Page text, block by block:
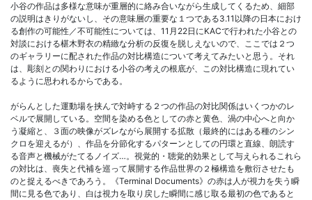
小谷の作品は多様な意味が重層的に絡み合いながら生成してくるため、細部
の説明はきりがないし、その意味層の重要な１つである3.11以降の日本におけ
る創作の可能性／不可能性については、11月22日にKACで行われた小谷との
対談における椹木野衣の精緻な分析の反復を脱しえないので、ここでは２つ
のギャラリーに配された作品の対比構造について考えてみたいと思う。それ
は、彫刻との関わりにおける小谷の考えの根底が、この対比構造に現れてい
るように思われるからである。
がらんとした運動場を挟んで対峙する２つの作品の対比関係はいくつかのレ
ベルで展開している。空間を染める色としての赤と黄色、渦の中心へと向か
う凝縮と、３面の映像がズレながら展開する拡散（最終的にはある種のシン
クロを迎えるが）、作品を分節化するパターンとしての円環と直線、朗読す
る音声と機械がたてるノイズ…。視覚的・聴覚的効果として与えられるこれら
の対比は、喪失と代補を巡って展開する作品世界の２極構造を敷衍させたも
のと捉えるべきであろう。《Terminal Documents》の赤は人が視力を失う瞬
間に見る色であり、白は視力を取り戻した瞬間に感じ取る最初の色であると